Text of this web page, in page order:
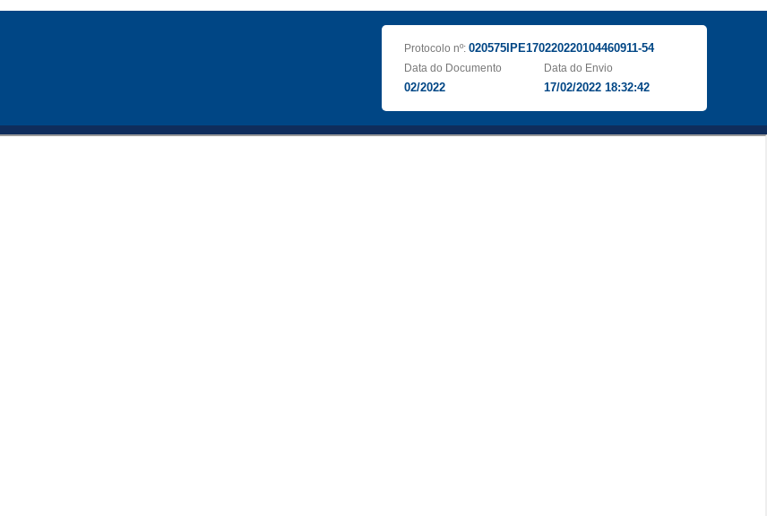
Protocolo nº: 020575IPE170220220104460911-54
Data do Documento
02/2022
Data do Envio
17/02/2022 18:32:42